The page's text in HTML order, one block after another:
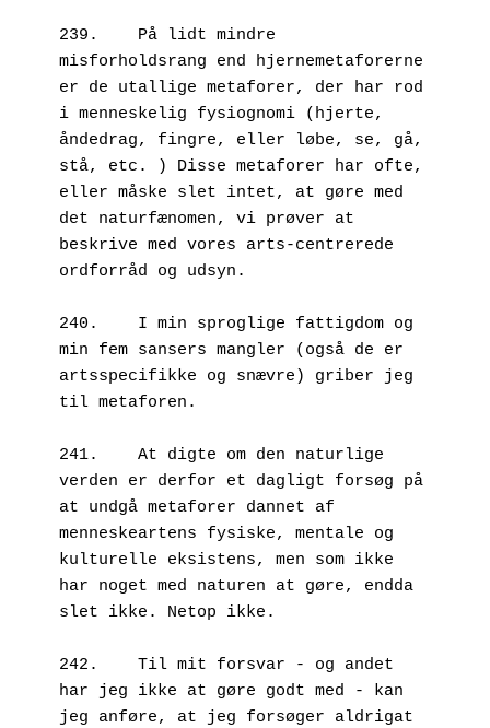
239.	På lidt mindre
misforholdsrang end hjernemetaforerne
er de utallige metaforer, der har rod
i menneskelig fysiognomi (hjerte,
åndedrag, fingre, eller løbe, se, gå,
stå, etc. ) Disse metaforer har ofte,
eller måske slet intet, at gøre med
det naturfænomen, vi prøver at
beskrive med vores arts-centrerede
ordforråd og udsyn.
240.	I min sproglige fattigdom og
min fem sansers mangler (også de er
artsspecifikke og snævre) griber jeg
til metaforen.
241.	At digte om den naturlige
verden er derfor et dagligt forsøg på
at undgå metaforer dannet af
menneskeartens fysiske, mentale og
kulturelle eksistens, men som ikke
har noget med naturen at gøre, endda
slet ikke. Netop ikke.
242.	Til mit forsvar - og andet
har jeg ikke at gøre godt med - kan
jeg anføre, at jeg forsøger aldrigat